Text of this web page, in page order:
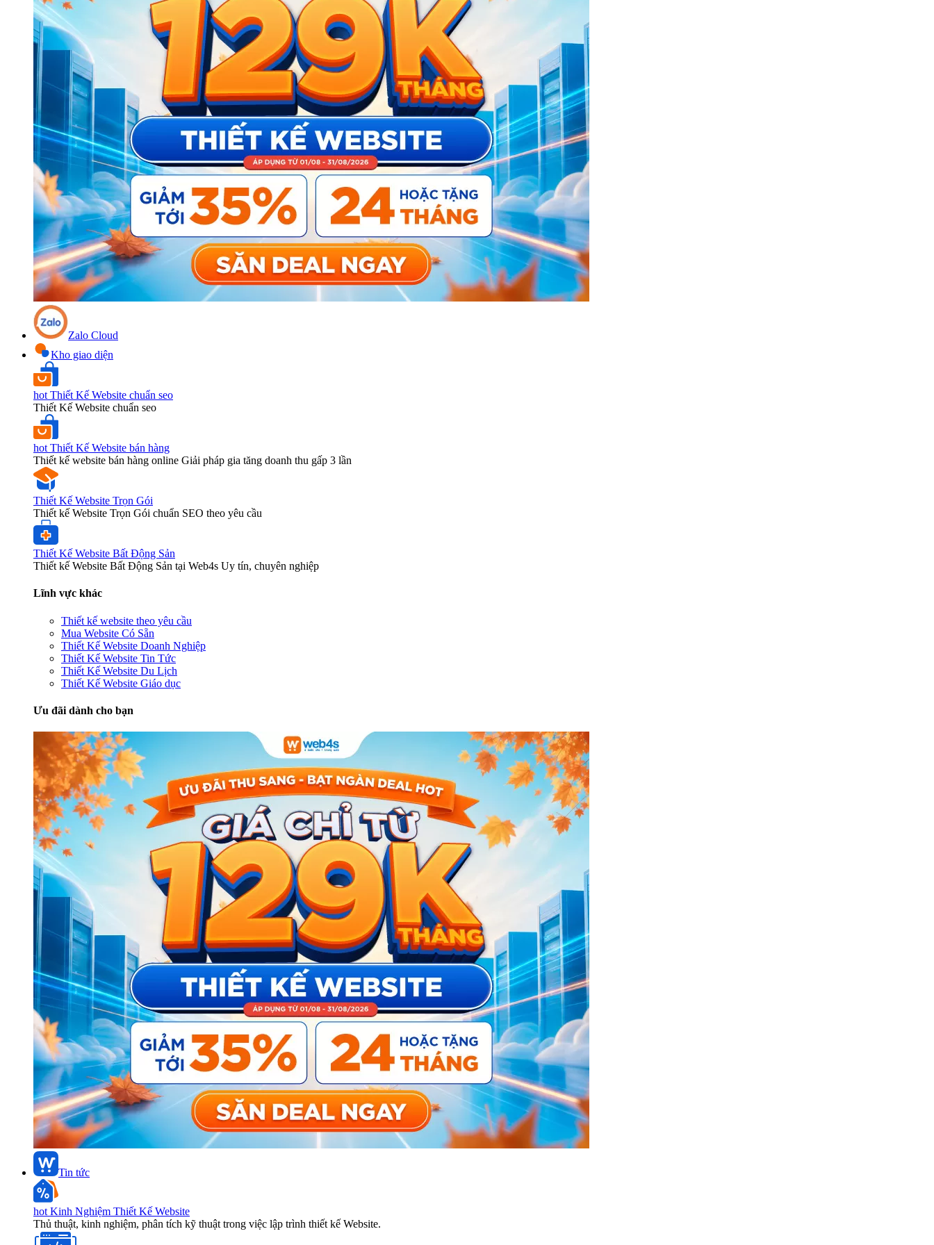
Zalo Cloud
Kho giao diện
hot Thiết Kế Website chuẩn seo
Thiết Kế Website chuẩn seo
hot Thiết Kế Website bán hàng
Thiết kế website bán hàng online Giải pháp gia tăng doanh thu gấp 3 lần
Thiết Kế Website Trọn Gói
Thiết kế Website Trọn Gói chuẩn SEO theo yêu cầu
Thiết Kế Website Bất Động Sản
Thiết kế Website Bất Động Sản tại Web4s Uy tín, chuyên nghiệp
Lĩnh vực khác
Thiết kế website theo yêu cầu
Mua Website Có Sẵn
Thiết Kế Website Doanh Nghiệp
Thiết Kế Website Tin Tức
Thiết Kế Website Du Lịch
Thiết Kế Website Giáo dục
Ưu đãi dành cho bạn
Tin tức
hot Kinh Nghiệm Thiết Kế Website
Thủ thuật, kinh nghiệm, phân tích kỹ thuật trong việc lập trình thiết kế Website.